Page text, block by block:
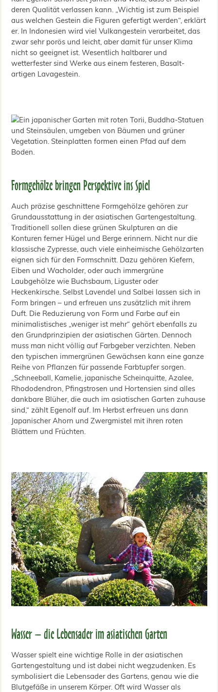
deren Qualität verlassen kann. „Wichtig ist zum Beispiel
aus welchen Gestein die Figuren gefertigt werden“, erklärt
er. In Indonesien wird viel Vulkangestein verarbeitet, das
zwar sehr porös und leicht, aber damit für unser Klima
nicht so geeignet ist. Wesentlich haltbarer und
wetterfester sind Werke aus einem festeren, Basalt-
artigen Lavagestein.
Formgehölze bringen Perspektive ins Spiel
Auch präzise geschnittene Formgehölze gehören zur
Grundausstattung in der asiatischen Gartengestaltung.
Traditionell sollen diese grünen Skulpturen an die
Konturen ferner Hügel und Berge erinnern. Nicht nur die
klassische Zypresse, auch viele einheimische Gehölzarten
eignen sich für den Formschnitt. Dazu gehören Kiefern,
Eiben und Wacholder, oder auch immergrüne
Laubgehölze wie Buchsbaum, Liguster oder
Heckenkirsche. Selbst Lavendel und Salbei lassen sich in
Form bringen – und erfreuen uns zusätzlich mit ihrem
Duft. Die Reduzierung von Form und Farbe auf ein
minimalistisches „weniger ist mehr“ gehört ebenfalls zu
den Grundprinzipien der asiatischen Gärten. Dennoch
muss man nicht völlig auf Farbgeber verzichten. Neben
den typischen immergrünen Gewächsen kann eine ganze
Reihe von Pflanzen für passende Farbtupfer sorgen.
„Schneeball, Kamelie, japanische Scheinquitte, Azalee,
Rhododendron, Pfingstrosen und Hortensien sind alles
dankbare Blüher, die auch im asiatischen Garten zuhause
sind,“ zählt Egenolf auf. Im Herbst erfreuen uns dann
Japanischer Ahorn und Zwergmistel mit ihren roten
Blättern und Früchten.
Wasser – die Lebensader im asiatischen Garten
Wasser spielt eine wichtige Rolle in der asiatischen
Gartengestaltung und ist dabei nicht wegzudenken. Es
symbolisiert die Lebensader des Gartens, genau wie die
Blutgefäße in unserem Körper. Oft wird Wasser als